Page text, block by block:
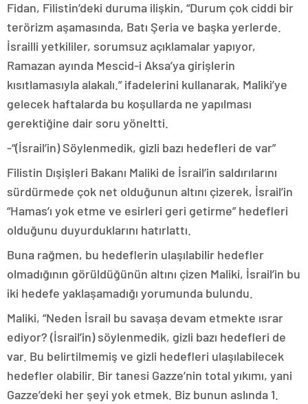
Fidan, Filistin’deki duruma ilişkin, “Durum çok ciddi bir
terörizm aşamasında, Batı Şeria ve başka yerlerde.
İsrailli yetkililer, sorumsuz açıklamalar yapıyor,
Ramazan ayında Mescid-i Aksa’ya girişlerin
kısıtlamasıyla alakalı.” ifadelerini kullanarak, Maliki’ye
gelecek haftalarda bu koşullarda ne yapılması
gerektiğine dair soru yöneltti.
-“(İsrail’in) Söylenmedik, gizli bazı hedefleri de var”
Filistin Dışişleri Bakanı Maliki de İsrail’in saldırılarını
sürdürmede çok net olduğunun altını çizerek, İsrail’in
“Hamas’ı yok etme ve esirleri geri getirme” hedefleri
olduğunu duyurduklarını hatırlattı.
Buna rağmen, bu hedeflerin ulaşılabilir hedefler
olmadığının görüldüğünün altını çizen Maliki, İsrail’in bu
iki hedefe yaklaşamadığı yorumunda bulundu.
Maliki, “Neden İsrail bu savaşa devam etmekte ısrar
ediyor? (İsrail’in) söylenmedik, gizli bazı hedefleri de
var. Bu belirtilmemiş ve gizli hedefleri ulaşılabilecek
hedefler olabilir. Bir tanesi Gazze’nin total yıkımı, yani
Gazze’deki her şeyi yok etmek. Biz bunun aslında 1.